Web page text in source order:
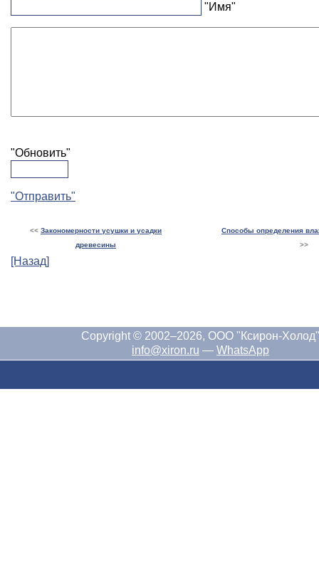
"Имя"
"Обновить"
"Отправить"
<< Закономерности усушки и усадки
древесины
Способы определения
>>
[Назад]
Copyright © 2002–2026, ООО "Ксирон-Холод"
info@xiron.ru — WhatsApp